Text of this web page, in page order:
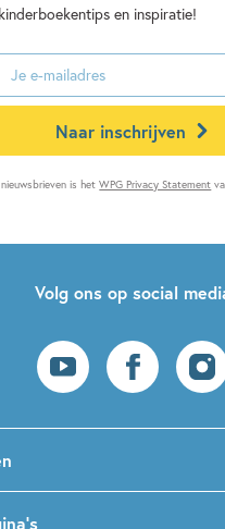
kinderboekentips en inspiratie!
Naar inschrijven
is hetWPG Privacy Statement
Volg ons op social